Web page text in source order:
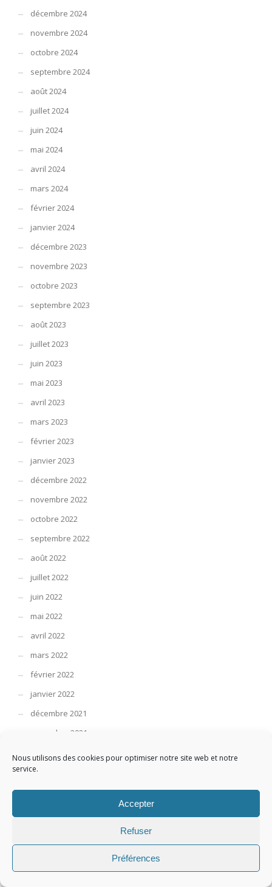
Nous utilisons des cookies pour optimiser notre site web et notre
service.
Accepter
Refuser
Préférences
décembre 2024
novembre 2024
octobre 2024
septembre 2024
août 2024
juillet 2024
juin 2024
mai 2024
avril 2024
mars 2024
février 2024
janvier 2024
décembre 2023
novembre 2023
octobre 2023
septembre 2023
août 2023
juillet 2023
juin 2023
mai 2023
avril 2023
mars 2023
février 2023
janvier 2023
décembre 2022
novembre 2022
octobre 2022
septembre 2022
août 2022
juillet 2022
juin 2022
mai 2022
avril 2022
mars 2022
février 2022
janvier 2022
décembre 2021
novembre 2021
octobre 2021
septembre 2021
août 2021
avril 2021